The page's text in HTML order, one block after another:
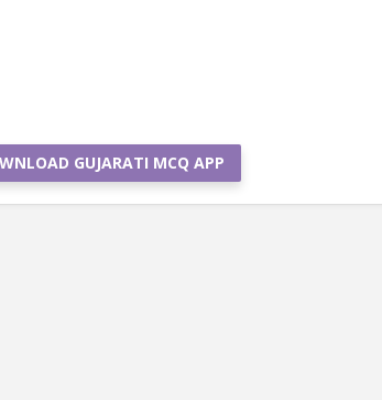
GUJARATI MCQ APP